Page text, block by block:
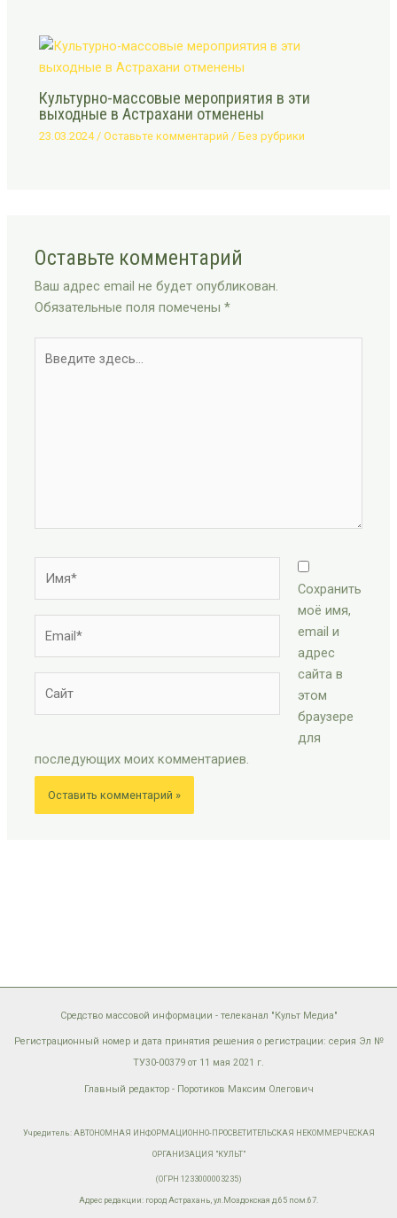
Культурно-массовые мероприятия в эти
выходные в Астрахани отменены
23.03.2024 /Оставьте комментарий /Без рубрики
Оставьте комментарий
Ваш адрес email не будет опубликован.
Обязательные поля помечены*
здесь...
Сохранить
моё имя,
email и
адрес
сайта в
этом
браузере
для
последующих моих комментариев.
Средство массовой информации - телеканал "Культ Медиа"
Регистрационный номер и дата принятия решения о регистрации: серия Эл №
ТУ30-00379 от 11 мая 2021 г.
Главный редактор - Поротиков Максим Олегович
Учредитель: АВТОНОМНАЯ ИНФОРМАЦИОННО-ПРОСВЕТИТЕЛЬСКАЯ НЕКОММЕРЧЕСКАЯ
ОРГАНИЗАЦИЯ "КУЛЬТ"
(ОГРН 1233000003235)
Адрес редакции: город Астрахань, ул.Моздокская д.65 пом.67.